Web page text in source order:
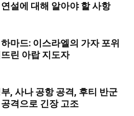
설에 대해 알아야 할 사항
마드: 이스라엘의 가자 포위
린 아랍 지도자
, 사나 공항 공격, 후티 반군
격으로 긴장 고조